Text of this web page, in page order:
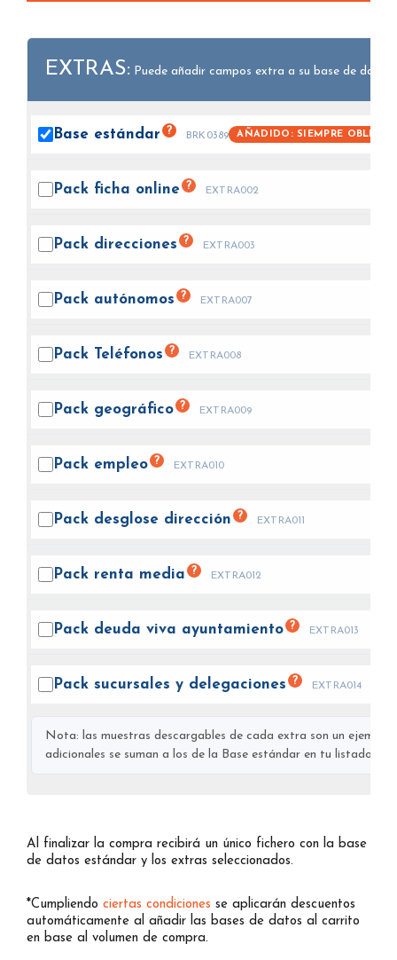
EXTRAS: Puede añadir campos extra a su base de datos.
Base estándar ? BRK0389 AÑADIDO: SIEMPRE
Pack ficha online ? EXTRA002
Pack direcciones ? EXTRA003
Pack autónomos ? EXTRA007
Pack Teléfonos ? EXTRA008
Pack geográfico ? EXTRA009
Pack empleo ? EXTRA010
Pack desglose dirección ? EXTRA011
Pack renta media ? EXTRA012
Pack deuda viva ayuntamiento ? EXTRA013
Pack sucursales y delegaciones ? EXTRA014
Nota: las muestras descargables de cada extra son un
adicionales se suman a los de la Base estándar en tu listado
Al finalizar la compra recibirá un único fichero con la base
de datos estándar y los extras seleccionados.
*Cumpliendo ciertas condiciones se aplicarán descuentos
automáticamente al añadir las bases de datos al carrito
en base al volumen de compra.